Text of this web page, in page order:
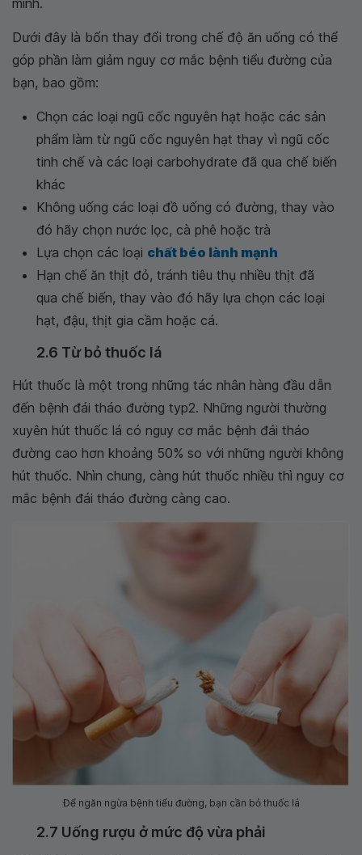
Dưới đây là bốn thay đổi trong chế độ ăn uống có thể
góp phần làm giảm nguy cơ mắc bệnh tiểu đường của
bạn, bao gồm:
Chọn các loại ngũ cốc nguyên hạt hoặc các sản
phẩm làm từ ngũ cốc nguyên hạt thay vì ngũ cốc
tinh chế và các loại carbohydrate đã qua chế biến
khác
Không uống các loại đồ uống có đường, thay vào
đó hãy chọn nước lọc, cà phê hoặc trà
Lựa chọn các loại chất béo lành mạnh
Hạn chế ăn thịt đỏ, tránh tiêu thụ nhiều thịt đã
qua chế biến, thay vào đó hãy lựa chọn các loại
hạt, đậu, thịt gia cầm hoặc cá.
2.6 Từ bỏ thuốc lá
Hút thuốc là một trong những tác nhân hàng đầu dẫn
đến bệnh đái tháo đường typ2. Những người thường
xuyên hút thuốc lá có nguy cơ mắc bệnh đái tháo
đường cao hơn khoảng 50% so với những người không
hút thuốc. Nhìn chung, càng hút thuốc nhiều thì nguy cơ
mắc bệnh đái tháo đường càng cao.
Để ngăn ngừa bệnh tiểu đường, bạn cần bỏ thuốc lá
2.7 Uống rượu ở mức độ vừa phải